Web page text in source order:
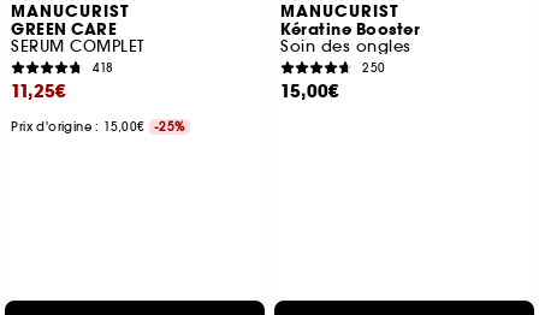
MANUCURIST
GREEN CARE
SERUM COMPLET
418
11,25€
Prix d'origine : 15,00€ -25%
MANUCURIST
Kératine Booster
Soin des ongles
250
15,00€